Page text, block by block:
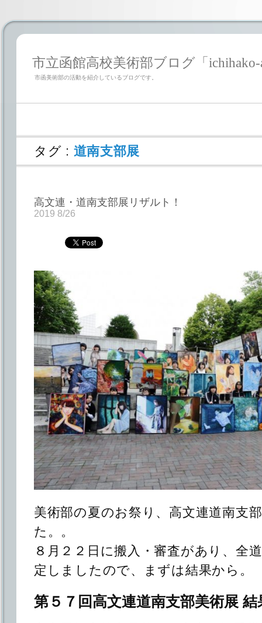
市立函館高校美術部ブログ「ichihako-
市函美術部の活動を紹介しているブログです。
タグ : 道南支部展
高文連・道南支部展リザルト！
2019 8/26
美術部の夏のお祭り、高文連道南支
た。。
８月２２日に搬入・審査があり、全
定しましたので、まずは結果から。
第５７回高文連道南支部美術展 結